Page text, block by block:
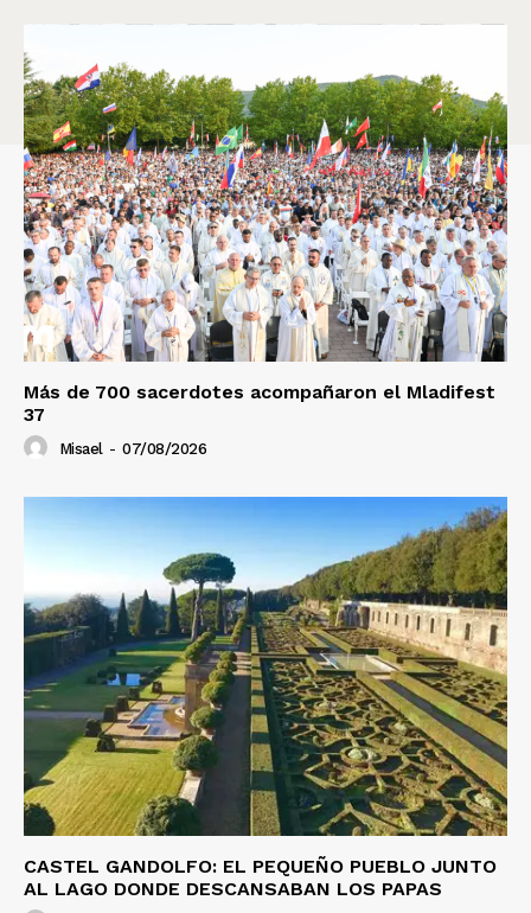
Más de 700 sacerdotes acompañaron el Mladifest
37
Misael - 07/08/2026
CASTEL GANDOLFO: EL PEQUEÑO PUEBLO JUNTO
AL LAGO DONDE DESCANSABAN LOS PAPAS